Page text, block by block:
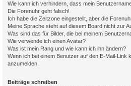
Wie kann ich verhindern, dass mein
Die Forenuhr geht falsch!
Ich habe die Zeitzone eingestellt, aber die
Meine Sprache steht auf diesem Board nicht zur
Was sind das für Bilder, die bei meinem
Wie verwende ich einen Avatar?
Was ist mein Rang und wie kann ich ihn ändern?
Wenn ich bei einem Benutzer auf den E-Mail-Link
anzumelden.
Beiträge schreiben